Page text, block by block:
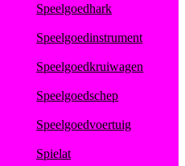
Speelgoedhark
Speelgoedinstrument
Speelgoedkruiwagen
Speelgoedschep
Speelgoedvoertuig
Spielat